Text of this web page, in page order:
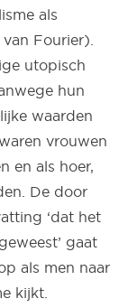
als
Fourier).
utopisch
hun
waarden
vrouwen
en als hoer,
De door
‘dat het
gaat
als men naar
kijkt.